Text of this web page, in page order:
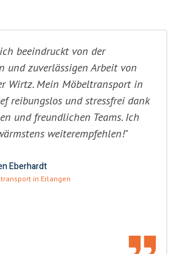
beeindruckt von der
und zuverlässigen Arbeit von
Wirtz. Mein Möbeltransport in
reibungslos und stressfrei dank
und freundlichen Teams. Ich
weiterempfehlen!"
Eberhardt
in Erlangen